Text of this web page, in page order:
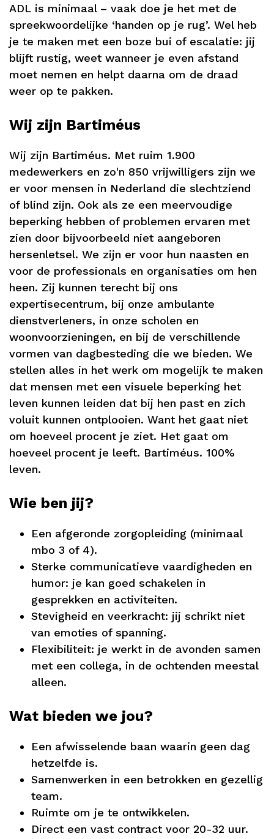
ADL is minimaal – vaak doe je het met de
spreekwoordelijke ‘handen op je rug’. Wel heb
je te maken met een boze bui of escalatie: jij
blijft rustig, weet wanneer je even afstand
moet nemen en helpt daarna om de draad
weer op te pakken.
Wij zijn Bartiméus
Wij zijn Bartiméus. Met ruim 1.900
medewerkers en zo'n 850 vrijwilligers zijn we
er voor mensen in Nederland die slechtziend
of blind zijn. Ook als ze een meervoudige
beperking hebben of problemen ervaren met
zien door bijvoorbeeld niet aangeboren
hersenletsel. We zijn er voor hun naasten en
voor de professionals en organisaties om hen
heen. Zij kunnen terecht bij ons
expertisecentrum, bij onze ambulante
dienstverleners, in onze scholen en
woonvoorzieningen, en bij de verschillende
vormen van dagbesteding die we bieden. We
stellen alles in het werk om mogelijk te maken
dat mensen met een visuele beperking het
leven kunnen leiden dat bij hen past en zich
voluit kunnen ontplooien. Want het gaat niet
om hoeveel procent je ziet. Het gaat om
hoeveel procent je leeft. Bartiméus. 100%
leven.
Wie ben jij?
Een afgeronde zorgopleiding (minimaal
mbo 3 of 4).
Sterke communicatieve vaardigheden en
humor: je kan goed schakelen in
gesprekken en activiteiten.
Stevigheid en veerkracht: jij schrikt niet
van emoties of spanning.
Flexibiliteit: je werkt in de avonden samen
met een collega, in de ochtenden meestal
alleen.
Wat bieden we jou?
Een afwisselende baan waarin geen dag
hetzelfde is.
Samenwerken in een betrokken en gezellig
team.
Ruimte om je te ontwikkelen.
Direct een vast contract voor 20-32 uur.